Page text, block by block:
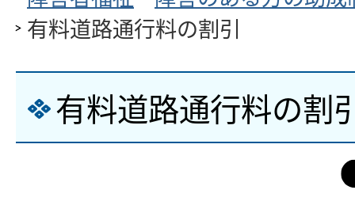
有料道路通行料の割引
有料道路通行料の割